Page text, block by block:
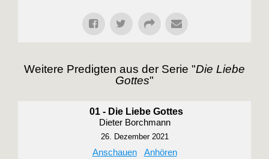
Weitere Predigten aus der Serie "Die Liebe
Gottes"
01 - Die Liebe Gottes
Dieter Borchmann
26. Dezember 2021
Anschauen Anhören